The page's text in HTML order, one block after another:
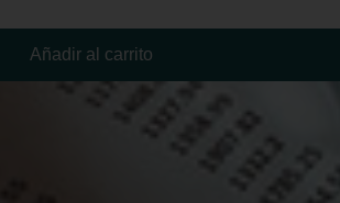
Añadir al carrito